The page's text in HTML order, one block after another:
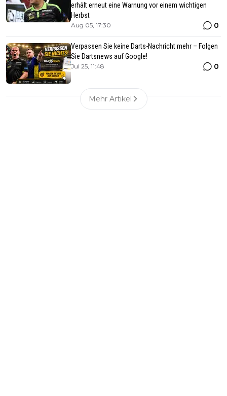
erhält erneut eine Warnung vor einem wichtigen
Herbst
Aug 05, 17:30 0
Verpassen Sie keine Darts-Nachricht mehr – Folgen
Sie Dartsnews auf Google!
Jul 25, 11:48 0
Mehr Artikel